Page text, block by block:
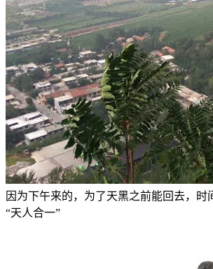
因为下午来的，为了天黑之前能回去，时
“天人合一”